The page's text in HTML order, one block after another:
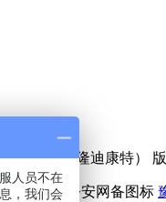
（商标：隆迪康特）
号-6
人员不在
，我们会